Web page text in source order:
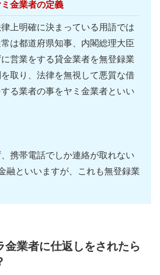
金業者の定義
上明確に決まっている用語では
は都道府県知事、内閣総理大臣
営業をする貸金業者を無登録業
取り、法律を無視して悪質な借
る業者の事をヤミ金業者といい
携帯電話でしか連絡が取れない
融といいますが、これも無登録業
金業者に仕返しをされたら